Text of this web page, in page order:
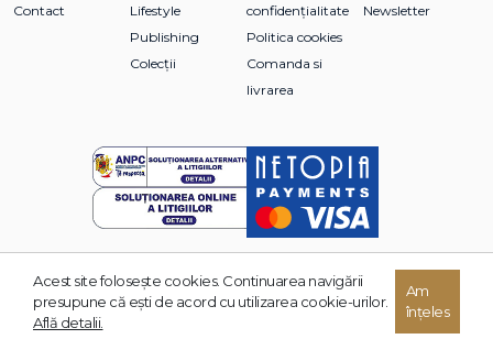
Contact
Lifestyle
Publishing
Colecții
confidențialitate
Politica cookies
Comanda si
livrarea
Newsletter
© 2026 Grupul Editorial TREI. Toate drepturile rezervate.
Acest site foloseşte cookies. Continuarea navigării
presupune că eşti de acord cu utilizarea cookie-urilor.
Află detalii.
Am
înțeles